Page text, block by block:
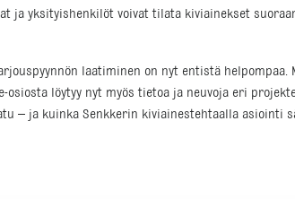
ja yksityishenkilöt voivat tilata kiviainekset
laatiminen on nyt entistä
löytyy nyt myös tietoa ja neuvoja eri
– ja kuinka Senkkerin kiviainestehtaalla asiointi